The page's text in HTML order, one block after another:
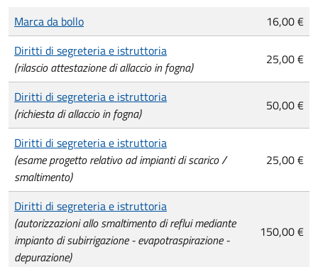
Tipo di pagamento
Importo
Marca da bollo
16,00 €
Diritti di segreteria e istruttoria
(rilascio attestazione di allaccio in fogna)
25,00 €
Diritti di segreteria e istruttoria
(richiesta di allaccio in fogna)
50,00 €
Diritti di segreteria e istruttoria
(esame progetto relativo ad impianti di scarico /
smaltimento)
25,00 €
Diritti di segreteria e istruttoria
(autorizzazioni allo smaltimento di reflui mediante
impianto di subirrigazione - evapotraspirazione -
depurazione)
150,00 €